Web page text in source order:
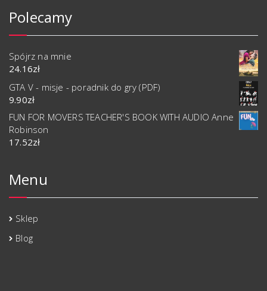
Polecamy
Spójrz na mnie
24.16zł
GTA V - misje - poradnik do gry (PDF)
9.90zł
FUN FOR MOVERS TEACHER'S BOOK WITH AUDIO Anne
Robinson
17.52zł
Menu
Sklep
Blog